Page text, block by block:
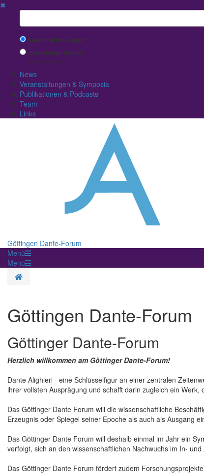
✖
Suchbegriff
Search with Google™
Use Internal Search
(limited result quality)
News
Veranstaltungen & Symposia
Publikationen & Podcasts
Team
Links
Göttingen Dante-Forum
Menü
Menü
Homepage
Göttingen Dante-Forum
Göttinger Dante-Forum
Herzlich willkommen am Göttinger Dante-Forum!
Dante Alighieri - eine Schlüsselfigur an einer zentralen
ihrer vollsten Ausprägung und schafft darin zugleich ein
Das Göttinger Dante Forum will die wissenschaftliche
Erzeugnis oder Spiegel seiner Epoche als auch als Ausgang
Das Göttinger Dante Forum will deshalb einmal im Jahr ein
verfolgt, sich an den wissenschaftlichen Nachwuchs im In-
Das Göttinger Dante Forum fördert zudem